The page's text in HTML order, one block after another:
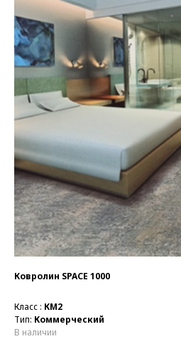
Ковролин SPACE 1000
Класс : КМ2
Тип: Коммерческий
В наличии